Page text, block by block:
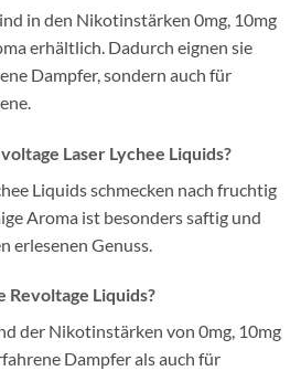
in den Nikotinstärken 0mg, 10mg
erhältlich. Dadurch eignen sie
Dampfer, sondern auch für
Laser Lychee Liquids?
Liquids schmecken nach fruchtig
Aroma ist besonders saftig und
erlesenen Genuss.
Revoltage Liquids?
der Nikotinstärken von 0mg, 10mg
Dampfer als auch für